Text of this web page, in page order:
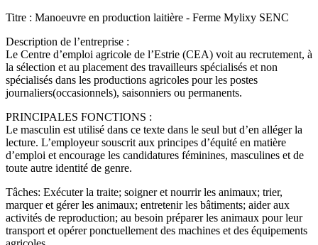
Titre : Manoeuvre en production laitière - Ferme Mylixy SENC
Description de l’entreprise :
Le Centre d’emploi agricole de l’Estrie (CEA) voit au recrutement, à
la sélection et au placement des travailleurs spécialisés et non
spécialisés dans les productions agricoles pour les postes
journaliers(occasionnels), saisonniers ou permanents.
PRINCIPALES FONCTIONS :
Le masculin est utilisé dans ce texte dans le seul but d’en alléger la
lecture. L’employeur souscrit aux principes d’équité en matière
d’emploi et encourage les candidatures féminines, masculines et de
toute autre identité de genre.
Tâches: Exécuter la traite; soigner et nourrir les animaux; trier,
marquer et gérer les animaux; entretenir les bâtiments; aider aux
activités de reproduction; au besoin préparer les animaux pour leur
transport et opérer ponctuellement des machines et des équipements